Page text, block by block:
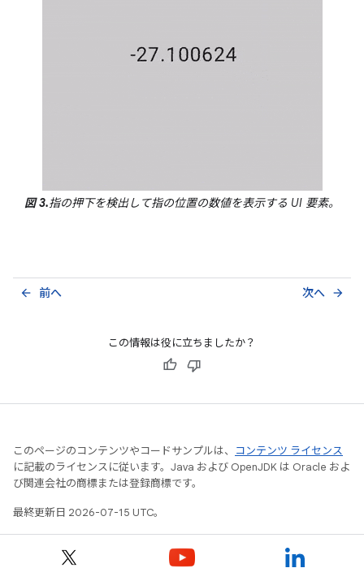
図 3.指の押下を検出して指の位置の数値を表示する UI 要素。
前へ
arrow_back 次へ arrow_forward
この情報は役に立ちましたか？
このページのコンテンツやコードサンプルは、
コンテンツ ライセンス
に記載のライセンスに従います。Java および OpenJDK は Oracle およ
び関連会社の商標または登録商標です。
最終更新日 2026-07-15 UTC。